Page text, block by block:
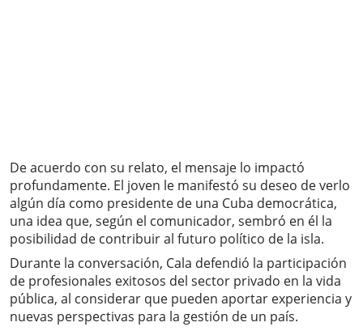
De acuerdo con su relato, el mensaje lo impactó
profundamente. El joven le manifestó su deseo de verlo
algún día como presidente de una Cuba democrática,
una idea que, según el comunicador, sembró en él la
posibilidad de contribuir al futuro político de la isla.
Durante la conversación, Cala defendió la participación
de profesionales exitosos del sector privado en la vida
pública, al considerar que pueden aportar experiencia y
nuevas perspectivas para la gestión de un país.